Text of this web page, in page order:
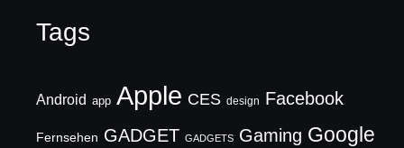
Tags
Android app Apple CES design Facebook
Fernsehen GADGET GADGETS Gaming Google